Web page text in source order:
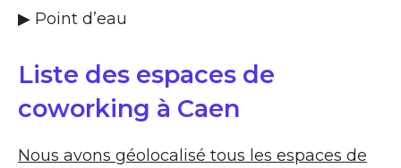
▶​ Point d’eau
Liste des espaces de
coworking à Caen
Nous avons géolocalisé tous les espaces de